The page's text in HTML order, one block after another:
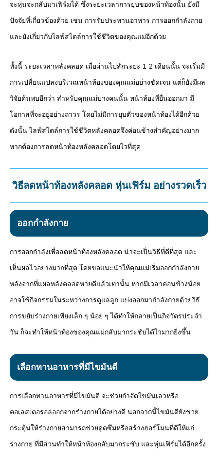
จะหุ่นจะกลับมาเฟิร์มได้ ซึ่งระยะเวลาการยุบของหน้าท้องนั้น ยังมี
ปัจจัยที่เกี่ยวข้องด้วย เช่น การรับประทานอาหาร การออกกำลังกาย
และยังเกี่ยวกับไลฟ์สไตล์การใช้ชีวิตของคุณแม่อีกด้วย
ทั้งนี้ ระยะเวลาหลังคลอด เมื่อผ่านไปสักระยะ 1-2 เดือนนั้น จะเริ่มมี
การเปลี่ยนแปลงบริเวณหน้าท้องของคุณแม่อย่างชัดเจน แต่ก็ยังมีผล
วิจัยค้นพบอีกว่า สำหรับคุณแม่บางคนนั้น หน้าท้องที่ยื่นออกมา มี
โอกาสที่จะอยู่อย่างถาวร โดยไม่มีการยุบตัวของหน้าท้องได้อีกด้วย
ดังนั้น ไลฟ์สไตล์การใช้ชีวิตหลังคลอดจึงค่อนข้างสำคัญอย่างมาก
หากต้องการลดหน้าท้องหลังคลอดโดยไวที่สุด
วิธีลดหน้าท้องหลังคลอด หุ่นเฟิร์ม อย่างรวดเร็ว
ออกกำลังกาย
การออกกำลังเพื่อลดหน้าท้องหลังคลอด น่าจะเป็นวิธีที่ดีที่สุด และ
เห็นผลไวอย่างมากที่สุด โดยขอแนะนำให้คุณแม่เริ่มออกกำลังกาย
หลังจากที่แผลหลังคลอดหายดีแล้วเท่านั้น หากมีเวลาค่อนข้างน้อย
อาจใช้กิจกรรมในระหว่างการดูแลลูก แบ่งออกมากำลังกายด้วยวิธี
การขยับร่างกายเพียงเล็ก ๆ น้อย ๆ ได้ทำให้กลายเป็นกิจวัตรประจำ
วัน ก็จะทำให้หน้าท้องของคุณแม่กลับมากระชับได้ไวมากยิ่งขึ้น
เลือกทานอาหารที่มีไขมันดี
การเลือกทานอาหารที่มีไขมันดี จะช่วยกำจัดไขมันเลวหรือ
คอเลสเตอรอลออกจากร่างกายได้อย่างดี นอกจากนี้ไขมันดียังช่วย
กระตุ้นให้ร่างกายสามารถช่วยดูดซึมหรือสร้างฮอร์โมนที่ดีให้แก่
ร่างกาย ที่มีส่วนทำให้หน้าท้องกลับมากระชับ และหุ่นเฟิร์มได้อีกครั้ง